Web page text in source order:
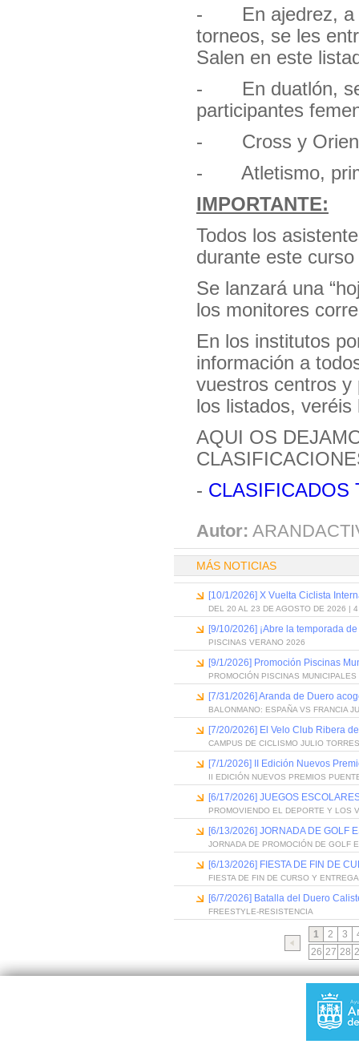
- En ajedrez, a
torneos, se les
Salen en este
- En duatlón, se
participantes
- Cross y
- Atletismo,
IMPORTANTE:
Todos los
durante este
Se lanzará una
los monitores
En los institutos
información a
vuestros centros
los listados,
AQUI OS
- CLASIFICADOS
Autor:
MÁS NOTICIAS
[10/1/2026] X Vuelta Ciclista
DEL 20 AL 23 DE AGOSTO DE 2026 | 4
[9/10/2026] ¡Abre la temporada
PISCINAS VERANO 2026
[9/1/2026] Promoción Piscinas
PROMOCIÓN PISCINAS
[7/31/2026] Aranda de Duero
BALONMANO: ESPAÑA VS FRANCIA
[7/20/2026] El Velo Club Ribera
CAMPUS DE CICLISMO JULIO
[7/1/2026] II Edición Nuevos
II EDICIÓN NUEVOS PREMIOS
[6/17/2026] JUEGOS
PROMOVIENDO EL DEPORTE Y LOS
[6/13/2026] JORNADA DE GOLF
JORNADA DE PROMOCIÓN DE GOLF
[6/13/2026] FIESTA DE FIN DE
FIESTA DE FIN DE CURSO Y
[6/7/2026] Batalla del Duero
FREESTYLE-RESISTENCIA
1 2 3
26 27 28